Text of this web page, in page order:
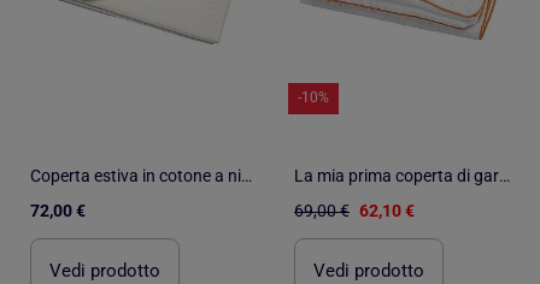
Coperta estiva in cotone a nido d'ape | SEVIRA KIDS
72,00 €
Vedi prodotto
-10%
La mia prima coperta di garza di cotone, jeanne | SEVIRA KIDS
69,00 € 62,10 €
Vedi prodotto